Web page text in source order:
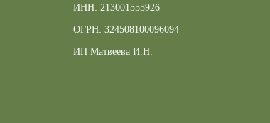
ИНН: 213001555926
ОГРН: 324508100096094
ИП Матвеева И.Н.